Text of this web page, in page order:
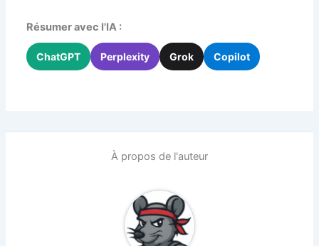
Résumer avec l'IA :
ChatGPT Perplexity Grok Copilot
À propos de l'auteur